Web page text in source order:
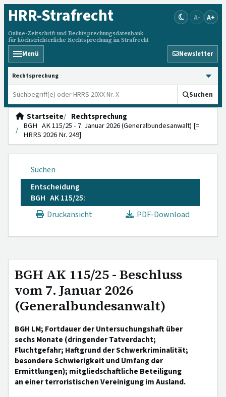
HRR-Strafrecht
Online-Zeitschrift und Rechtsprechungsdatenbank
für höchstrichterliche Rechtsprechung im Strafrecht
A- A+
Menü Newsletter
HRRS durchsuchen
Suchen
Startseite
Rechtsprechung
BGH AK 115/25 - 7. Januar 2026 (Generalbundesanwalt) [=
HRRS 2026 Nr. 249]
Suchen
Entscheidung
BGH AK 115/25:
Druckansicht
PDF-Download
BGH AK 115/25 - Beschluss
vom 7. Januar 2026
(Generalbundesanwalt)
BGH LM; Fortdauer der Untersuchungshaft über
sechs Monate (dringender Tatverdacht;
Fluchtgefahr; Haftgrund der Schwerkriminalität;
besondere Schwierigkeit und Umfang der
Ermittlungen); mitgliedschaftliche Beteiligung
an einer terroristischen Vereinigung im Ausland.